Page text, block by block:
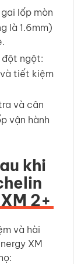
lốp mòn
là 1.6mm)
đột ngột:
tiết kiệm
và cân
vận hành
khi
2+
và hài
XM